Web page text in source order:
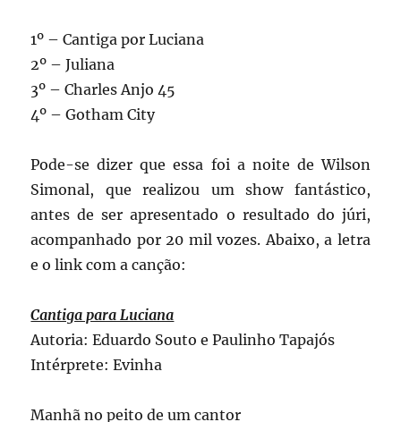
1º – Cantiga por Luciana
2º – Juliana
3º – Charles Anjo 45
4º – Gotham City
Pode-se dizer que essa foi a noite de Wilson
Simonal, que realizou um show fantástico,
antes de ser apresentado o resultado do júri,
acompanhado por 20 mil vozes. Abaixo, a letra
e o link com a canção:
Cantiga para Luciana
Autoria: Eduardo Souto e Paulinho Tapajós
Intérprete: Evinha
Manhã no peito de um cantor